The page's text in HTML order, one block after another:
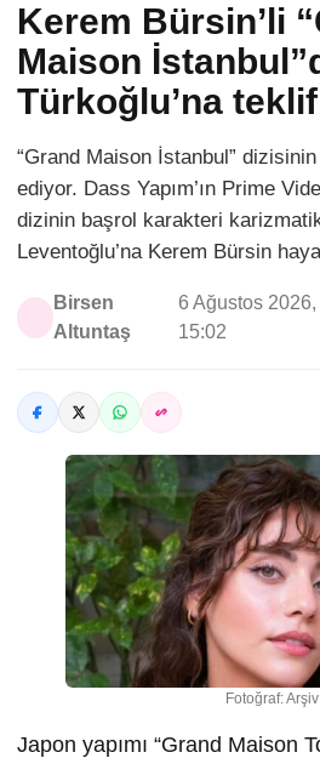
Kerem Bürsin’li
Maison
Türkoğlu’na teklif
“Grand Maison İstanbul” dizisinin
ediyor. Dass Yapım’ın Prime
dizinin başrol karakteri
Leventoğlu’na Kerem Bürsin
Birsen
Altuntaş
6 Ağustos
15:02
Fotoğraf: Arşiv
Japon yapımı “Grand Maison